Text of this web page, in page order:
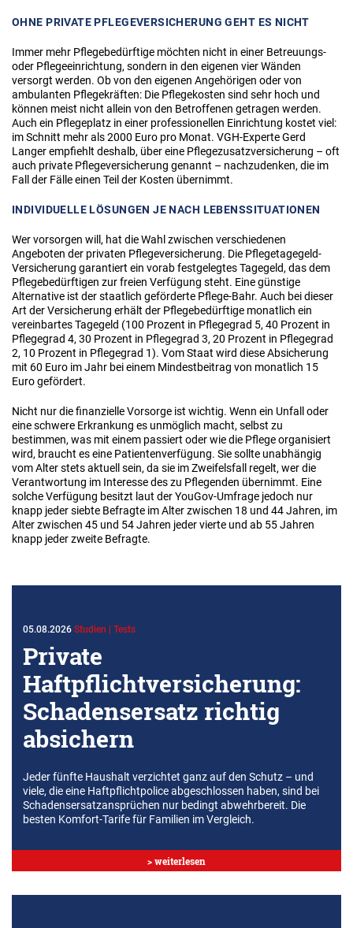
OHNE PRIVATE PFLEGEVERSICHERUNG GEHT ES NICHT
Immer mehr Pflegebedürftige möchten nicht in einer Betreuungs-
oder Pflegeeinrichtung, sondern in den eigenen vier Wänden
versorgt werden. Ob von den eigenen Angehörigen oder von
ambulanten Pflegekräften: Die Pflegekosten sind sehr hoch und
können meist nicht allein von den Betroffenen getragen werden.
Auch ein Pflegeplatz in einer professionellen Einrichtung kostet viel:
im Schnitt mehr als 2000 Euro pro Monat. VGH-Experte Gerd
Langer empfiehlt deshalb, über eine Pflegezusatzversicherung – oft
auch private Pflegeversicherung genannt – nachzudenken, die im
Fall der Fälle einen Teil der Kosten übernimmt.
INDIVIDUELLE LÖSUNGEN JE NACH LEBENSSITUATIONEN
Wer vorsorgen will, hat die Wahl zwischen verschiedenen
Angeboten der privaten Pflegeversicherung. Die Pflegetagegeld-
Versicherung garantiert ein vorab festgelegtes Tagegeld, das dem
Pflegebedürftigen zur freien Verfügung steht. Eine günstige
Alternative ist der staatlich geförderte Pflege-Bahr. Auch bei dieser
Art der Versicherung erhält der Pflegebedürftige monatlich ein
vereinbartes Tagegeld (100 Prozent in Pflegegrad 5, 40 Prozent in
Pflegegrad 4, 30 Prozent in Pflegegrad 3, 20 Prozent in Pflegegrad
2, 10 Prozent in Pflegegrad 1). Vom Staat wird diese Absicherung
mit 60 Euro im Jahr bei einem Mindestbeitrag von monatlich 15
Euro gefördert.
Nicht nur die finanzielle Vorsorge ist wichtig. Wenn ein Unfall oder
eine schwere Erkrankung es unmöglich macht, selbst zu
bestimmen, was mit einem passiert oder wie die Pflege organisiert
wird, braucht es eine Patientenverfügung. Sie sollte unabhängig
vom Alter stets aktuell sein, da sie im Zweifelsfall regelt, wer die
Verantwortung im Interesse des zu Pflegenden übernimmt. Eine
solche Verfügung besitzt laut der YouGov-Umfrage jedoch nur
knapp jeder siebte Befragte im Alter zwischen 18 und 44 Jahren, im
Alter zwischen 45 und 54 Jahren jeder vierte und ab 55 Jahren
knapp jeder zweite Befragte.
05.08.2026 Studien | Tests
Private
Haftpflichtversicherung:
Schadensersatz richtig
absichern
Jeder fünfte Haushalt verzichtet ganz auf den Schutz – und
viele, die eine Haftpflichtpolice abgeschlossen haben, sind bei
Schadensersatzansprüchen nur bedingt abwehrbereit. Die
besten Komfort-Tarife für Familien im Vergleich.
> weiterlesen